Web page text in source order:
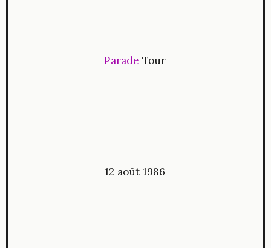
Parade Tour
12 août 1986